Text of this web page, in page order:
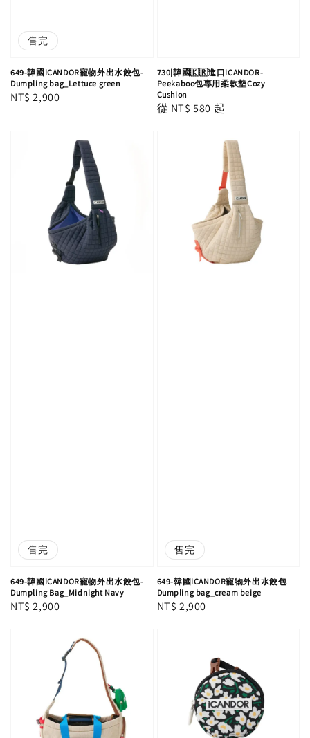
售完
649-韓國iCANDOR寵物外出水餃包-
Dumpling bag_Lettuce green
Regular
NT$ 2,900
730|韓國🇰🇷進口iCANDOR-
Peekaboo包專用柔軟墊Cozy
Cushion
Regular
從 NT$ 580 起
售完
649-韓國iCANDOR寵物外出水餃包-
Dumpling Bag_Midnight Navy
Regular
NT$ 2,900
售完
649-韓國iCANDOR寵物外出水餃包
Dumpling bag_cream beige
Regular
NT$ 2,900